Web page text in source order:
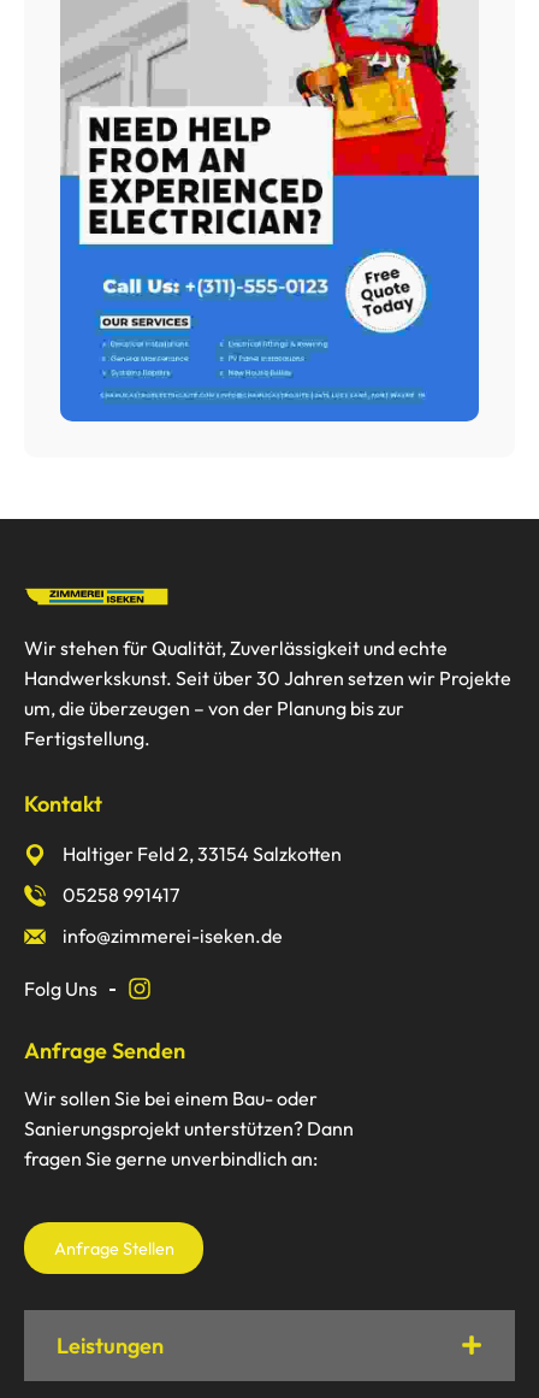
Wir stehen für Qualität, Zuverlässigkeit und echte
Handwerkskunst. Seit über 30 Jahren setzen wir Projekte
um, die überzeugen – von der Planung bis zur
Fertigstellung.
Leistungen
Kontakt
Haltiger Feld 2, 33154 Salzkotten
05258 991417
info@zimmerei-iseken.de
Folg Uns
Anfrage Senden
Wir sollen Sie bei einem Bau- oder
Sanierungsprojekt unterstützen? Dann
fragen Sie gerne unverbindlich an:
Anfrage Stellen